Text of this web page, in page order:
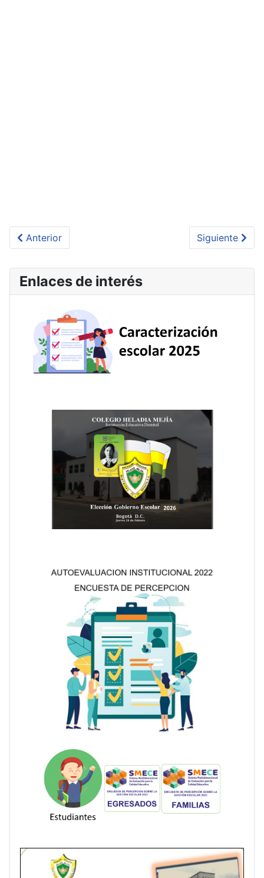
Artículo anterior: Rendición de cuentas
Anterior Artículo
Siguiente
Enlaces de interés